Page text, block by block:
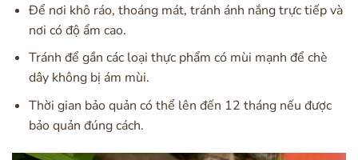
Để nơi khô ráo, thoáng mát, tránh ánh nắng trực tiếp và
nơi có độ ẩm cao.
Tránh để gần các loại thực phẩm có mùi mạnh để chè
dây không bị ám mùi.
Thời gian bảo quản có thể lên đến 12 tháng nếu được
bảo quản đúng cách.